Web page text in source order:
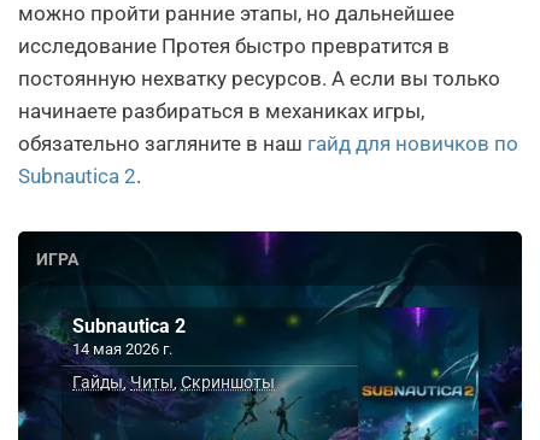
можно пройти ранние этапы, но дальнейшее
исследование Протея быстро превратится в
постоянную нехватку ресурсов. А если вы только
начинаете разбираться в механиках игры,
обязательно загляните в наш гайд для новичков по
Subnautica 2.
ИГРА
Subnautica 2
14 мая 2026 г.
Гайды ,Читы ,Скриншоты